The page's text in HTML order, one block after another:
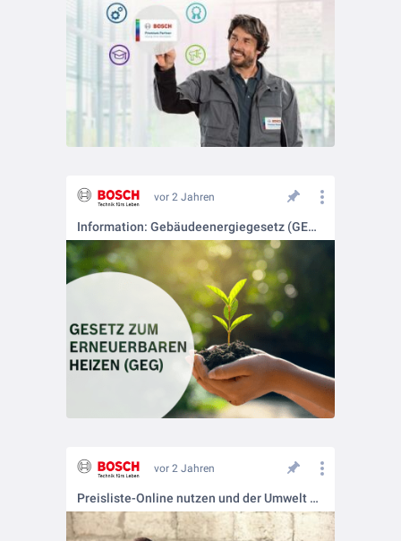
vor 2 Jahren
Information: Gebäudeenergiegesetz (GEG) 2024
vor 2 Jahren
Preisliste-Online nutzen und der Umwelt etwas gutes tun